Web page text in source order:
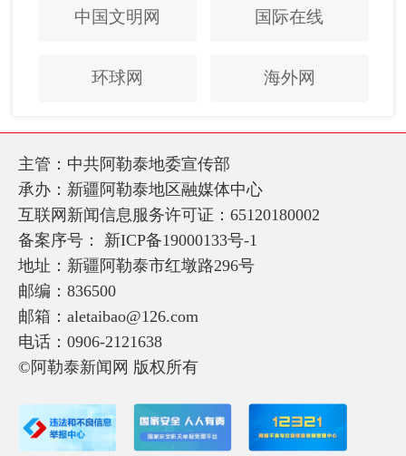
中国文明网 国际在线
环球网 海外网
主管：中共阿勒泰地委宣传部
承办：新疆阿勒泰地区融媒体中心
互联网新闻信息服务许可证：65120180002
备案序号： 新ICP备19000133号-1
地址：新疆阿勒泰市红墩路296号
邮编：836500
邮箱：aletaibao@126.com
电话：0906-2121638
©阿勒泰新闻网 版权所有